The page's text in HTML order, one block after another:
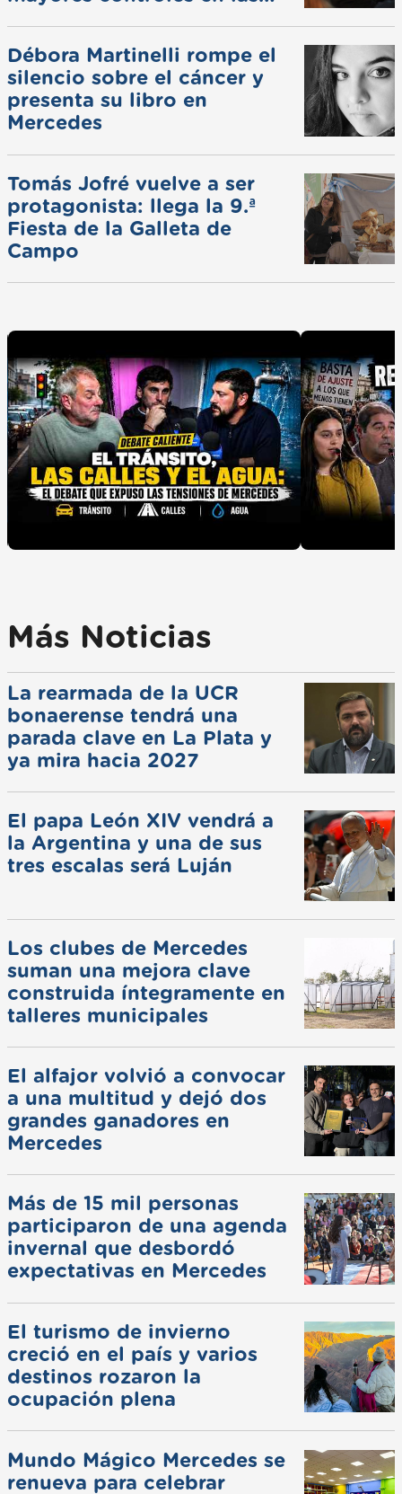
Débora Martinelli rompe el
silencio sobre el cáncer y
presenta su libro en
Mercedes
Tomás Jofré vuelve a ser
protagonista: llega la 9.ª
Fiesta de la Galleta de
Campo
Más Noticias
La rearmada de la UCR
bonaerense tendrá una
parada clave en La Plata y
ya mira hacia 2027
El papa León XIV vendrá a
la Argentina y una de sus
tres escalas será Luján
Los clubes de Mercedes
suman una mejora clave
construida íntegramente en
talleres municipales
El alfajor volvió a convocar
a una multitud y dejó dos
grandes ganadores en
Mercedes
Más de 15 mil personas
participaron de una agenda
invernal que desbordó
expectativas en Mercedes
El turismo de invierno
creció en el país y varios
destinos rozaron la
ocupación plena
Mundo Mágico Mercedes se
renueva para celebrar